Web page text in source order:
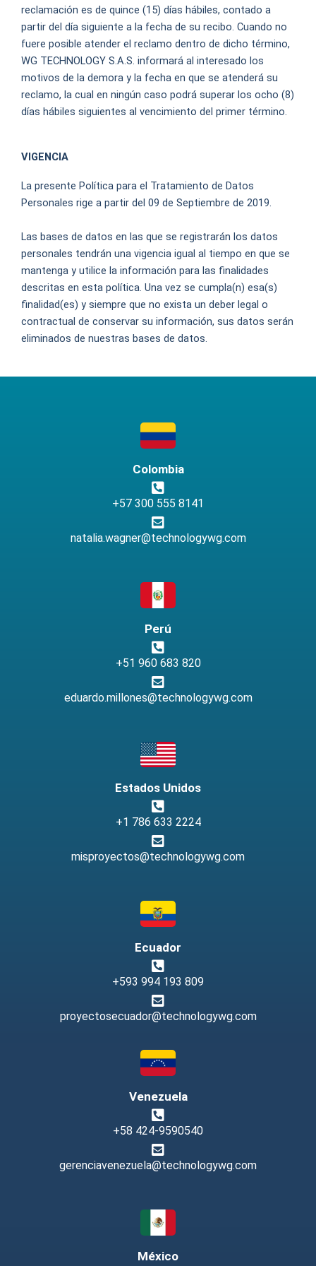
reclamación es de quince (15) días hábiles, contado a
partir del día siguiente a la fecha de su recibo. Cuando no
fuere posible atender el reclamo dentro de dicho término,
WG TECHNOLOGY S.A.S. informará al interesado los
motivos de la demora y la fecha en que se atenderá su
reclamo, la cual en ningún caso podrá superar los ocho (8)
días hábiles siguientes al vencimiento del primer término.
VIGENCIA
La presente Política para el Tratamiento de Datos
Personales rige a partir del 09 de Septiembre de 2019.
Las bases de datos en las que se registrarán los datos
personales tendrán una vigencia igual al tiempo en que se
mantenga y utilice la información para las finalidades
descritas en esta política. Una vez se cumpla(n) esa(s)
finalidad(es) y siempre que no exista un deber legal o
contractual de conservar su información, sus datos serán
eliminados de nuestras bases de datos.
Colombia
+57 300 555 8141
natalia.wagner@technologywg.com
Perú
+51 960 683 820
eduardo.millones@technologywg.com
Estados Unidos
+1 786 633 2224
misproyectos@technologywg.com
Ecuador
+593 994 193 809
proyectosecuador@technologywg.com
Venezuela
+58 424-9590540
gerenciavenezuela@technologywg.com
México